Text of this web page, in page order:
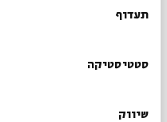
תעדוף
סטטיסטיקה
שיווק